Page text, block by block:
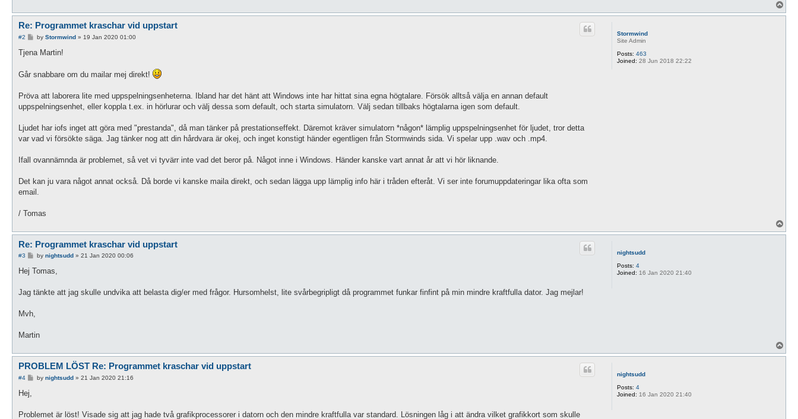
o
Stormwind
Site Admin
Posts: 463
Joined: 28 Jun 2018 22:22
Re: Programmet kraschar vid uppstart
#2
P
s
by Stormwind» 19 Jan 2020 01:00
Tjena Martin!
Går snabbare om du mailar mej direkt!
Pröva att laborera lite med uppspelningsenheterna. Ibland har det hänt att Windows inte har hittat sina egna högtalare. Försök alltså välja en annan default
uppspelningsenhet, eller koppla t.ex. in hörlurar och välj dessa som default, och starta simulatorn. Välj sedan tillbaks högtalarna igen som default.
Ljudet har iofs inget att göra med "prestanda", då man tänker på prestationseffekt. Däremot kräver simulatorn *någon* lämplig uppspelningsenhet för ljudet, tror detta
var vad vi försökte säga. Jag tänker nog att din hårdvara är okej, och inget konstigt händer egentligen från Stormwinds sida. Vi spelar upp .wav och .mp4.
Ifall ovannämnda är problemet, så vet vi tyvärr inte vad det beror på. Något inne i Windows. Händer kanske vart annat år att vi hör liknande.
Det kan ju vara något annat också. Då borde vi kanske maila direkt, och sedan lägga upp lämplig info här i tråden efteråt. Vi ser inte forumuppdateringar lika ofta som
email.
/ Tomas
o
nightsudd
Posts: 4
Joined: 16 Jan 2020 21:40
Re: Programmet kraschar vid uppstart
#3
P
s
by nightsudd» 21 Jan 2020 00:06
Hej Tomas,
Jag tänkte att jag skulle undvika att belasta dig/er med frågor. Hursomhelst, lite svårbegripligt då programmet funkar finfint på min mindre kraftfulla dator. Jag mejlar!
Mvh,
Martin
o
nightsudd
Posts: 4
Joined: 16 Jan 2020 21:40
PROBLEM LÖST Re: Programmet kraschar vid uppstart
#4
Pby nightsudd» 21 Jan 2020 21:16
Hej,
Problemet är löst! Visade sig att jag hade två grafikprocessorer i datorn och den mindre kraftfulla var standard. Lösningen låg i att ändra vilket grafikkort som skulle